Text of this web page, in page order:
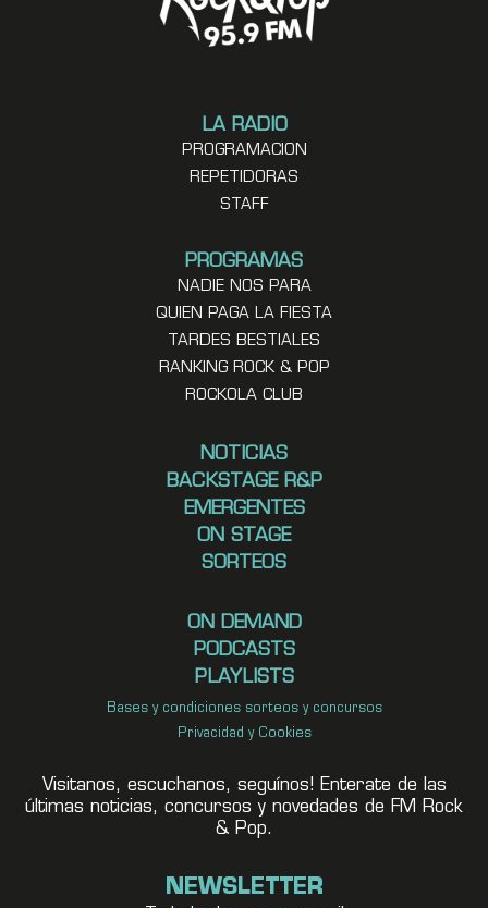
LA RADIO
PROGRAMACION
REPETIDORAS
STAFF
PROGRAMAS
NADIE NOS PARA
QUIEN PAGA LA FIESTA
TARDES BESTIALES
RANKING ROCK & POP
ROCKOLA CLUB
NOTICIAS
BACKSTAGE R&P
EMERGENTES
ON STAGE
SORTEOS
ON DEMAND
PODCASTS
PLAYLISTS
Bases y condiciones sorteos y concursos
Privacidad y Cookies
Visitanos, escuchanos, seguínos! Enterate de las
últimas noticias, concursos y novedades de FM Rock
& Pop.
NEWSLETTER